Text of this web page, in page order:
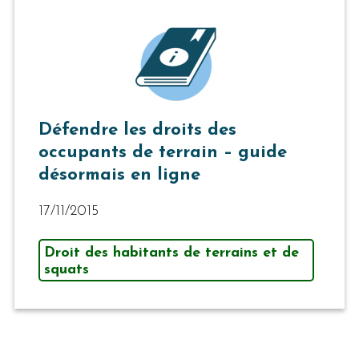
Défendre les droits des
occupants de terrain – guide
désormais en ligne
17/11/2015
Droit des habitants de terrains et de
squats